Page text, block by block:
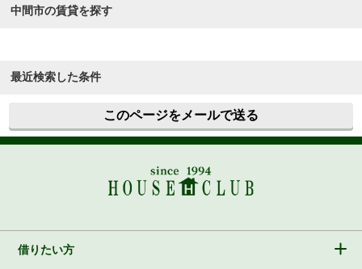
中間市の賃貸を探す
最近検索した条件
このページをメールで送る
借りたい方